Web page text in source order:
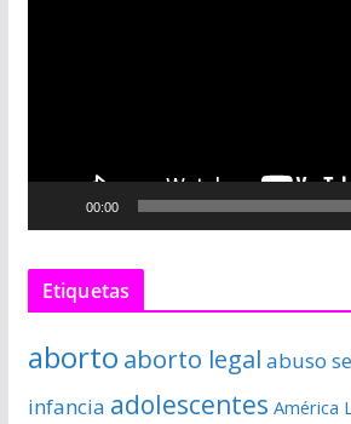
c
r
v
í
00:00
Etiquetas
aborto aborto legal abuso
infancia adolescentes América